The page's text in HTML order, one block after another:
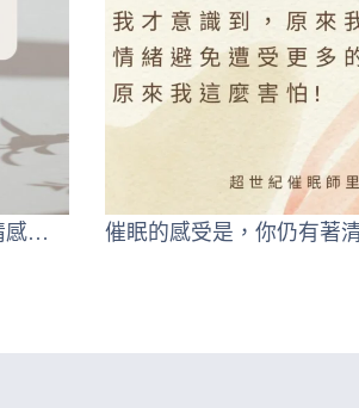
感… 催眠的感受是，你仍有著